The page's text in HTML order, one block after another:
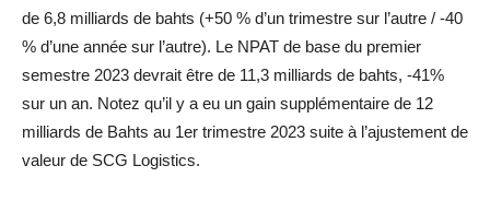
de 6,8 milliards de bahts (+50 % d’un trimestre sur l’autre / -40
% d’une année sur l’autre). Le NPAT de base du premier
semestre 2023 devrait être de 11,3 milliards de bahts, -41%
sur un an. Notez qu’il y a eu un gain supplémentaire de 12
milliards de Bahts au 1er trimestre 2023 suite à l’ajustement de
valeur de SCG Logistics.